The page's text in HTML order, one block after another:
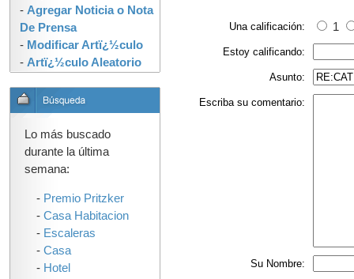
Una calificación: 1
Estoy calificando:
Asunto:
Escriba su comentario:
Su Nombre:
- Agregar Noticia o Nota
De Prensa
- Modificar Artï¿½culo
- Artï¿½culo Aleatorio
Lo más buscado
durante la última
semana:
- Premio Pritzker
- Casa Habitacion
- Escaleras
- Casa
- Hotel